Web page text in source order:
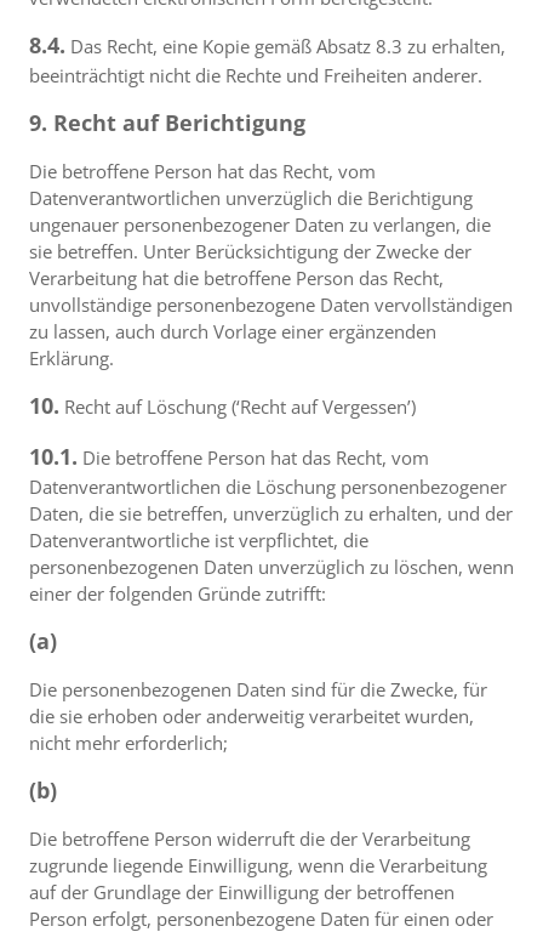
8.4. Das Recht, eine Kopie gemäß Absatz 8.3 zu erhalten,
beeinträchtigt nicht die Rechte und Freiheiten anderer.
9. Recht auf Berichtigung
Die betroffene Person hat das Recht, vom
Datenverantwortlichen unverzüglich die Berichtigung
ungenauer personenbezogener Daten zu verlangen, die
sie betreffen. Unter Berücksichtigung der Zwecke der
Verarbeitung hat die betroffene Person das Recht,
unvollständige personenbezogene Daten vervollständigen
zu lassen, auch durch Vorlage einer ergänzenden
Erklärung.
10. Recht auf Löschung (‘Recht auf Vergessen’)
10.1. Die betroffene Person hat das Recht, vom
Datenverantwortlichen die Löschung personenbezogener
Daten, die sie betreffen, unverzüglich zu erhalten, und der
Datenverantwortliche ist verpflichtet, die
personenbezogenen Daten unverzüglich zu löschen, wenn
einer der folgenden Gründe zutrifft:
(a)
Die personenbezogenen Daten sind für die Zwecke, für
die sie erhoben oder anderweitig verarbeitet wurden,
nicht mehr erforderlich;
(b)
Die betroffene Person widerruft die der Verarbeitung
zugrunde liegende Einwilligung, wenn die Verarbeitung
auf der Grundlage der Einwilligung der betroffenen
Person erfolgt, personenbezogene Daten für einen oder